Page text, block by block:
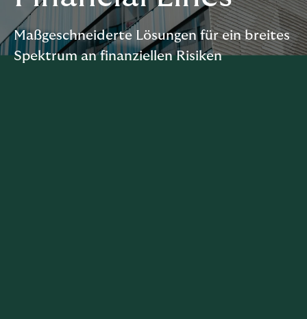
Maßgeschneiderte Lösungen für ein breites
Spektrum an finanziellen Risiken